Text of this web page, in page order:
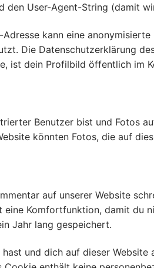
den User-Agent-String (damit
kann eine
Die Datenschutzerklärung
ist dein Profilbild öffentlich im
Benutzer bist und Fotos
könnten Fotos, die auf
auf unserer Website
eine Komfortfunktion, damit du
Jahr lang gespeichert.
hast und dich auf dieser